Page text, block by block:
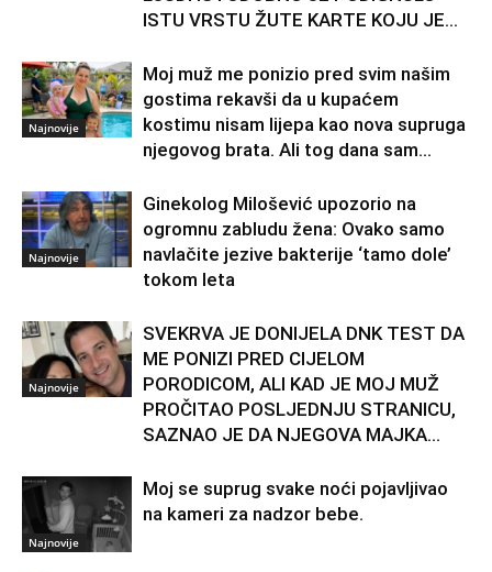
ISTU VRSTU ŽUTE KARTE KOJU JE...
Najnovije
Moj muž me ponizio pred svim našim
gostima rekavši da u kupaćem
kostimu nisam lijepa kao nova supruga
njegovog brata. Ali tog dana sam...
Najnovije
Ginekolog Milošević upozorio na
ogromnu zabludu žena: Ovako samo
navlačite jezive bakterije ‘tamo dole’
tokom leta
Najnovije
SVEKRVA JE DONIJELA DNK TEST DA
ME PONIZI PRED CIJELOM
PORODICOM, ALI KAD JE MOJ MUŽ
PROČITAO POSLJEDNJU STRANICU,
SAZNAO JE DA NJEGOVA MAJKA...
Najnovije
Moj se suprug svake noći pojavljivao
na kameri za nadzor bebe.